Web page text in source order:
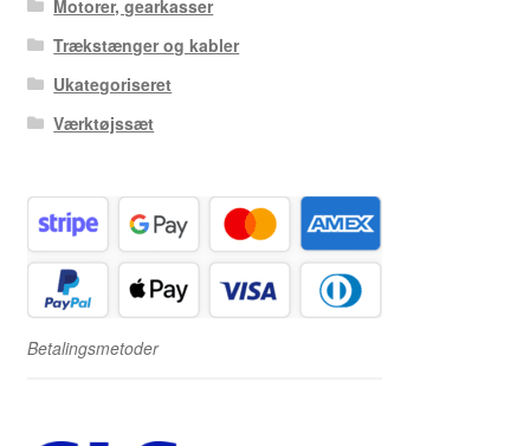
Motorer, gearkasser
Trækstænger og kabler
Ukategoriseret
Værktøjssæt
Betalingsmetoder